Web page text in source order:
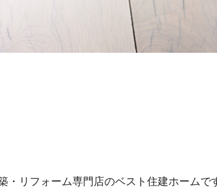
・リフォーム専門店のベスト住建ホームで